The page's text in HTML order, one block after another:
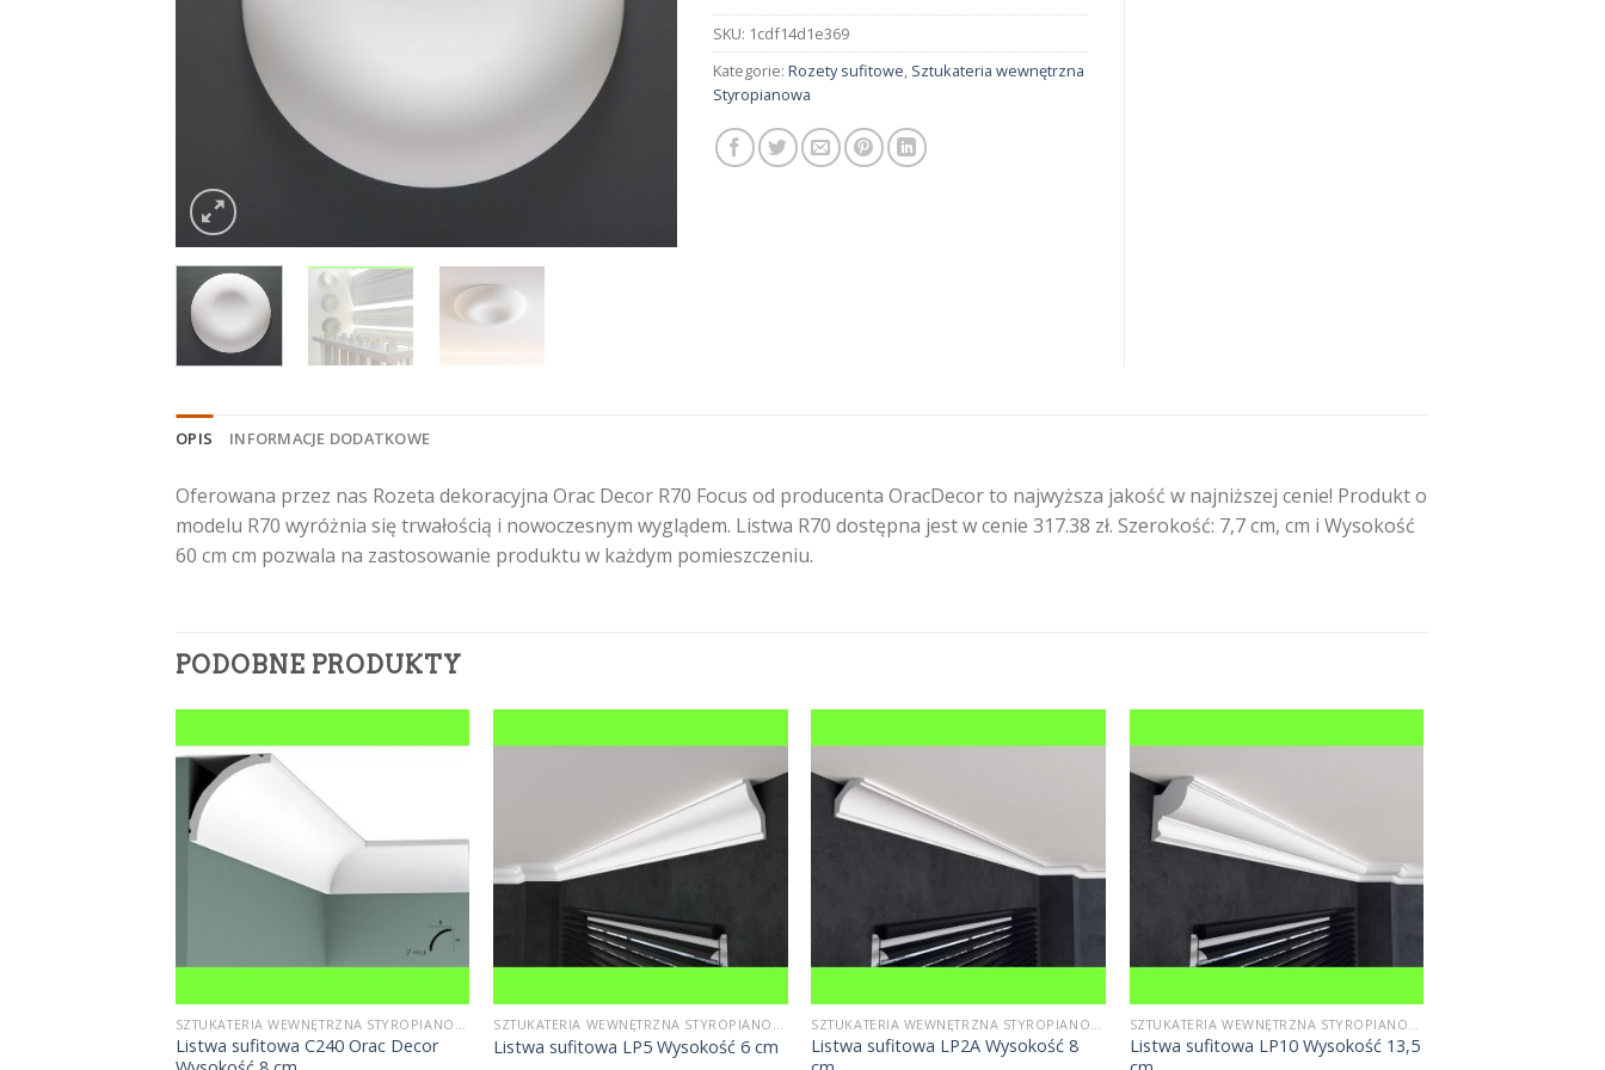
SKU: 1cdf14d1e369
Kategorie: Rozety sufitowe, Sztukateria wewnętrzna
Styropianowa
OPIS INFORMACJE DODATKOWE
Oferowana przez nas Rozeta dekoracyjna Orac Decor R70 Focus od producenta OracDecor to najwyższa jakość w najniższej cenie! Produkt o
modelu R70 wyróżnia się trwałością i nowoczesnym wyglądem. Listwa R70 dostępna jest w cenie 317.38 zł. Szerokość: 7,7 cm, cm i Wysokość
60 cm cm pozwala na zastosowanie produktu w każdym pomieszczeniu.
PODOBNE PRODUKTY
SZTUKATERIA WEWNĘTRZNA STYROPIANOWA
Listwa sufitowa C240 Orac Decor
SZTUKATERIA WEWNĘTRZNA STYROPIANOWA
Listwa sufitowa LP5 Wysokość 6 cm
SZTUKATERIA WEWNĘTRZNA STYROPIANOWA
Listwa sufitowa LP2A Wysokość 8
SZTUKATERIA WEWNĘTRZNA STYROPIANOWA
Listwa sufitowa LP10 Wysokość 13,5